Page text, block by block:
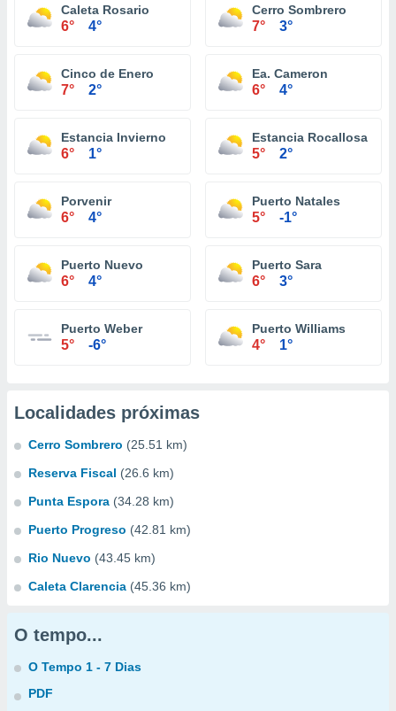
Caleta Rosario
6° 4°
Cerro Sombrero
7° 3°
Cinco de Enero
7° 2°
Ea. Cameron
6° 4°
Estancia Invierno
6° 1°
Estancia Rocallosa
5° 2°
Porvenir
6° 4°
Puerto Natales
5° -1°
Puerto Nuevo
6° 4°
Puerto Sara
6° 3°
Puerto Weber
5° -6°
Puerto Williams
4° 1°
Localidades próximas
Cerro Sombrero (25.51 km)
Reserva Fiscal (26.6 km)
Punta Espora (34.28 km)
Puerto Progreso (42.81 km)
Rio Nuevo (43.45 km)
Caleta Clarencia (45.36 km)
O tempo...
O Tempo 1 - 7 Dias
PDF